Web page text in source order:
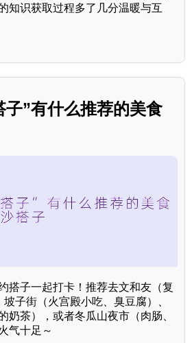
知识获取过程多了几分温暖与互
子”有什么推荐的美食
搭子一起打卡！推荐去文和友（复
子街（火宫殿小吃、臭豆腐）、
奶茶），或者冬瓜山夜市（肉肠、
气十足～